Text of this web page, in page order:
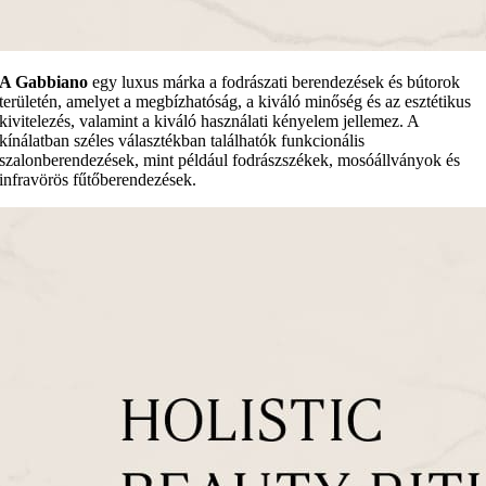
A Gabbianoegy luxus márka a fodrászati berendezések és bútorok
területén, amelyet a megbízhatóság, a kiváló minőség és az esztétikus
kivitelezés, valamint a kiváló használati kényelem jellemez. A
kínálatban széles választékban találhatók funkcionális
szalonberendezések, mint például fodrászszékek, mosóállványok és
infravörös fűtőberendezések.